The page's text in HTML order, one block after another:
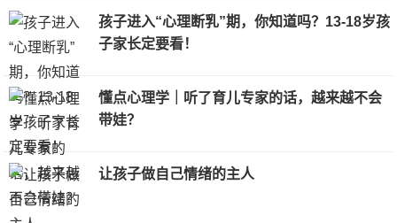
孩子进入“心理断乳”期，你知道吗？13-18岁孩
子家长定要看！
懂点心理学｜听了育儿专家的话，越来越不会
带娃？
让孩子做自己情绪的主人